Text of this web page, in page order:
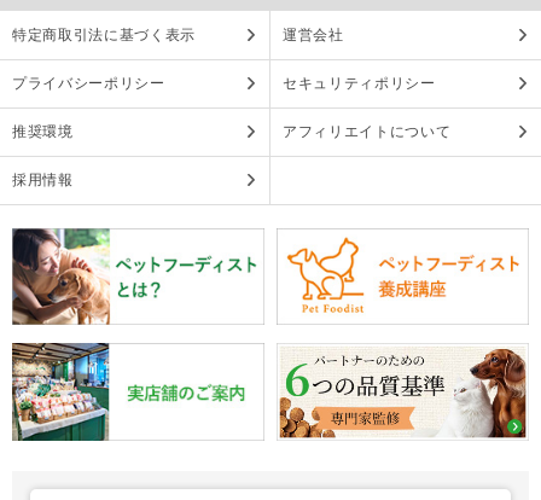
特定商取引法に基づく表示 運営会社
プライバシーポリシー セキュリティポリシー
推奨環境 アフィリエイトについて
採用情報